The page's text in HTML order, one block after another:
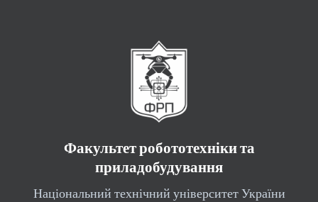
Факультет робототехніки та
приладобудування
Національний технічний університет України